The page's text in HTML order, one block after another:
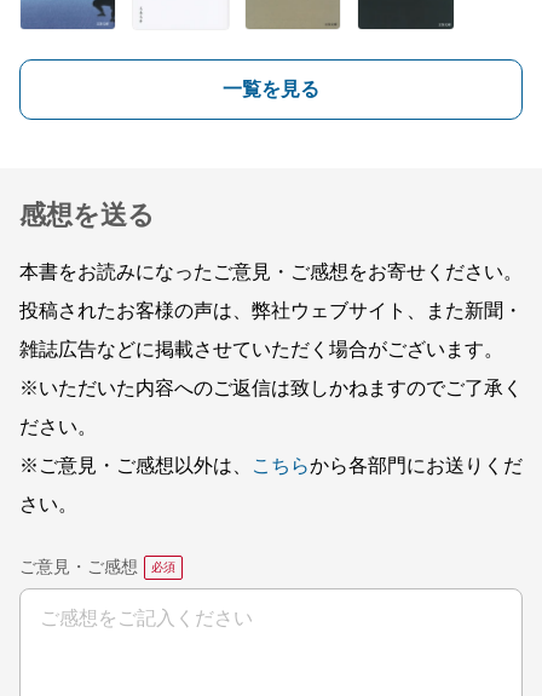
一覧を見る
感想を送る
本書をお読みになったご意見・ご感想をお寄せください。
投稿されたお客様の声は、弊社ウェブサイト、また新聞・
雑誌広告などに掲載させていただく場合がございます。
※いただいた内容へのご返信は致しかねますのでご了承く
ださい。
※ご意見・ご感想以外は、
こちらから各部門にお送りくだ
さい。
ご意見・ご感想